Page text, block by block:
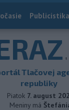
Publicistika
Tlačovej
republiky
Piatok 7. august
Meniny má